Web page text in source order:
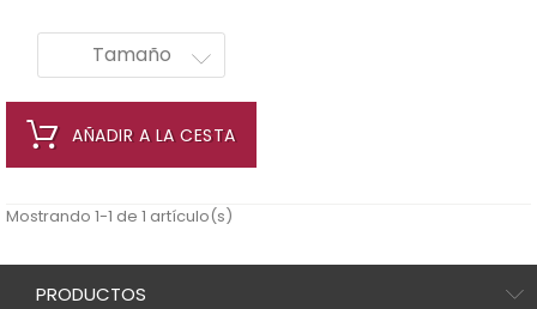
Tamaño
AÑADIR A LA CESTA
Mostrando 1-1 de 1 artículo(s)
PRODUCTOS